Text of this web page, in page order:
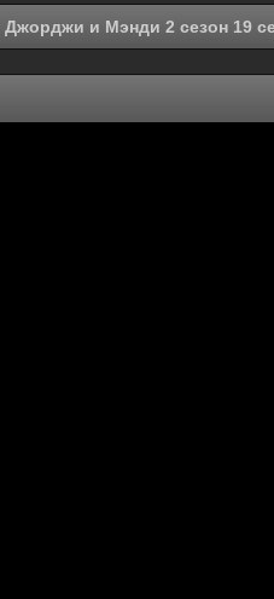
и Мэнди 2 сезон 19